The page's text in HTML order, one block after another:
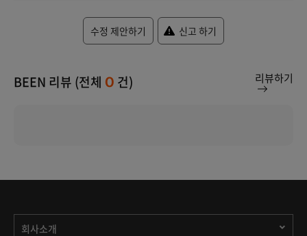
수정 제안하기 신고 하기
BEEN 리뷰 (전체 0 건) 리뷰하기
회사소개